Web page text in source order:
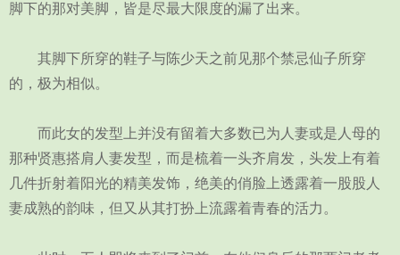
脚下的那对美脚，皆是尽最大限度的漏了出来。
其脚下所穿的鞋子与陈少天之前见那个禁忌仙子所穿
的，极为相似。
而此女的发型上并没有留着大多数已为人妻或是人母的
那种贤惠搭肩人妻发型，而是梳着一头齐肩发，头发上有着
几件折射着阳光的精美发饰，绝美的俏脸上透露着一股股人
妻成熟的韵味，但又从其打扮上流露着青春的活力。